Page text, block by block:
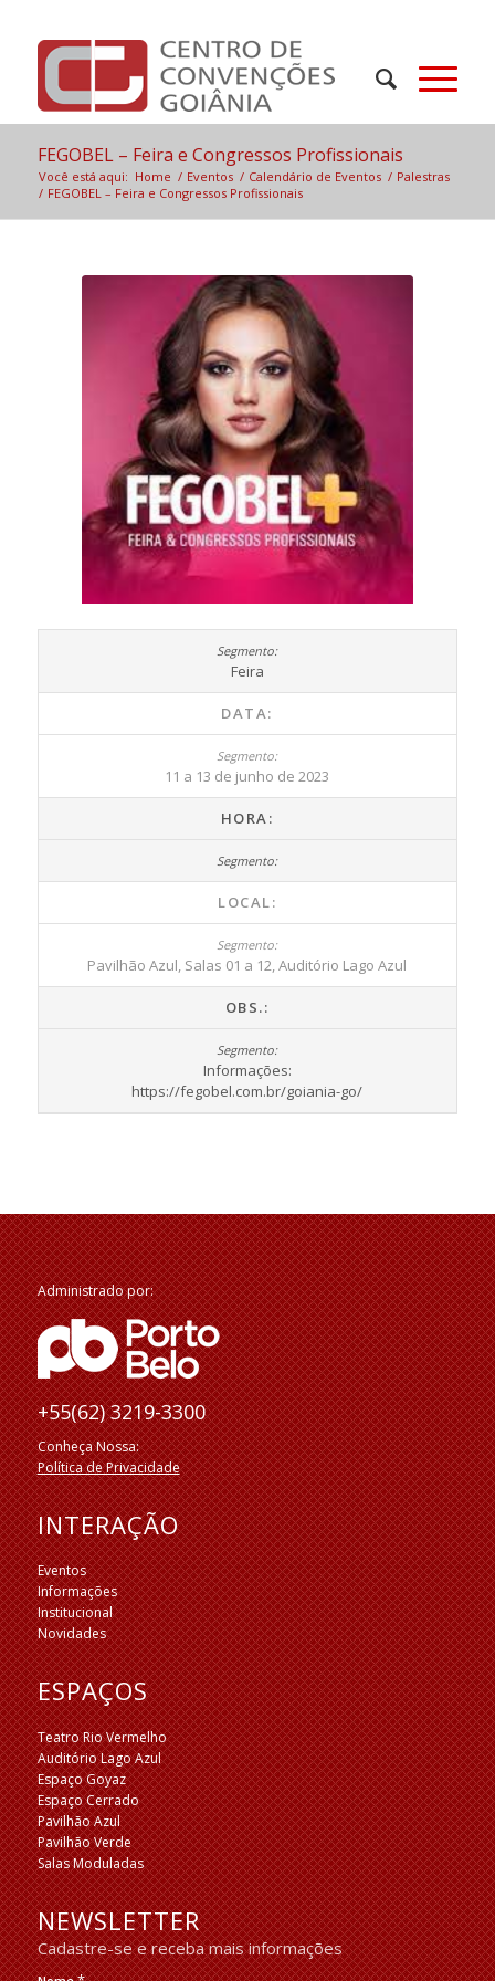
FEGOBEL – Feira e Congressos Profissionais
Você está aqui: Home / Eventos / Calendário de Eventos / Palestras
/ FEGOBEL – Feira e Congressos Profissionais
Feira
DATA:
11 a 13 de junho de 2023
HORA:
LOCAL:
Pavilhão Azul, Salas 01 a 12, Auditório Lago Azul
OBS.:
Informações:
https://fegobel.com.br/goiania-go/
Administrado por:
+55(62) 3219-3300
Conheça Nossa:
Política de Privacidade
INTERAÇÃO
Eventos
Informações
Institucional
Novidades
ESPAÇOS
Teatro Rio Vermelho
Auditório Lago Azul
Espaço Goyaz
Espaço Cerrado
Pavilhão Azul
Pavilhão Verde
Salas Moduladas
NEWSLETTER
Cadastre-se e receba mais informações